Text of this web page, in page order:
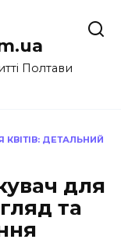
Полтави
ДЕТАЛЬНИЙ
для
та